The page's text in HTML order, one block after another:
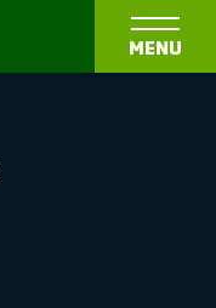
MENU